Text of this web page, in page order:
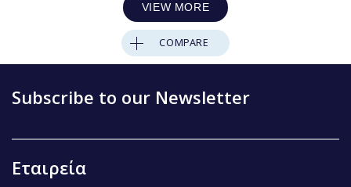
VIEW MORE
COMPARE
Subscribe to our Newsletter
Εταιρεία